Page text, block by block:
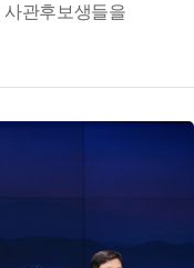
사관후보생들을
으로 선정되어